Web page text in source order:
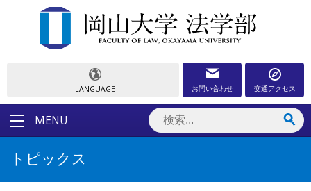
LANGUAGE お問い合わせ 交通アクセス
MENU
トピックス